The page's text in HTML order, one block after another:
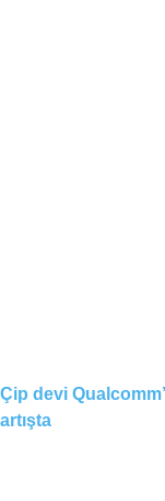
Çip devi
artışta